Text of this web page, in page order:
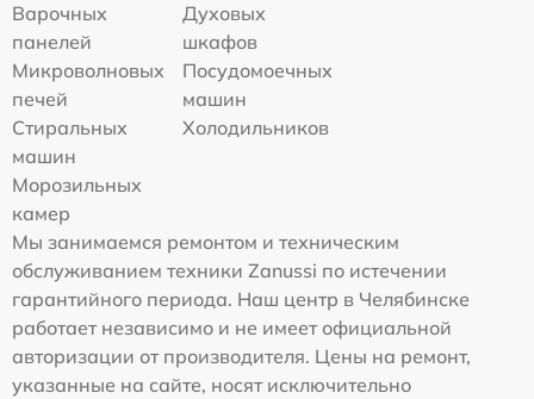
Варочных
панелей
Духовых
шкафов
Микроволновых
печей
Посудомоечных
машин
Стиральных
машин
Холодильников
Морозильных
камер
Мы занимаемся ремонтом и техническим
обслуживанием техники Zanussi по истечении
гарантийного периода. Наш центр в Челябинске
работает независимо и не имеет официальной
авторизации от производителя. Цены на ремонт,
указанные на сайте, носят исключительно